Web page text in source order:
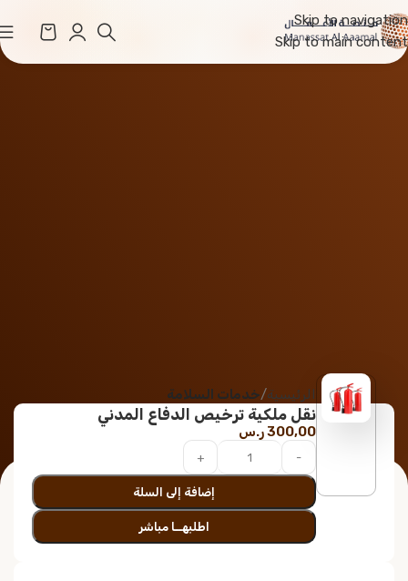
Skip to navigation
Skip to main content
الرئيسية خدمات السلامة
نقل ملكية ترخيص الدفاع المدني
300,00ر.س
إضافة إلى السلة
اطلبهــا مباشر